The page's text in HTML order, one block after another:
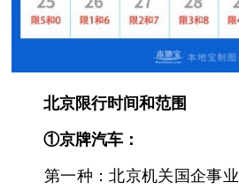
北京限行时间和范围
①京牌汽车：
第一种：北京机关国企事业